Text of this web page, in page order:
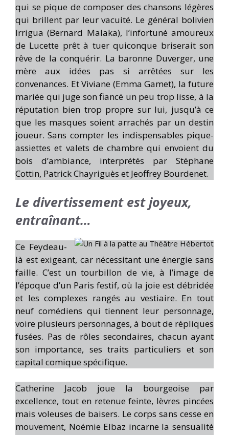
qui se pique de composer des chansons légères
qui brillent par leur vacuité. Le général bolivien
Irrigua (Bernard Malaka), l’infortuné amoureux
de Lucette prêt à tuer quiconque briserait son
rêve de la conquérir. La baronne Duverger, une
mère aux idées pas si arrêtées sur les
convenances. Et Viviane (Emma Gamet), la future
mariée qui juge son fiancé un peu trop lisse, à la
réputation bien trop propre sur lui, jusqu’à ce
que les masques soient arrachés par un destin
joueur. Sans compter les indispensables pique-
assiettes et valets de chambre qui envoient du
bois d’ambiance, interprétés par Stéphane
Cottin, Patrick Chayriguès et Jeoffrey Bourdenet.
Le divertissement est joyeux,
entraînant…
Ce Feydeau-
là est exigeant, car nécessitant une énergie sans
faille. C’est un tourbillon de vie, à l’image de
l’époque d’un Paris festif, où la joie est débridée
et les complexes rangés au vestiaire. En tout
neuf comédiens qui tiennent leur personnage,
voire plusieurs personnages, à bout de répliques
fusées. Pas de rôles secondaires, chacun ayant
son importance, ses traits particuliers et son
capital comique spécifique.
Catherine Jacob joue la bourgeoise par
excellence, tout en retenue feinte, lèvres pincées
mais voleuses de baisers. Le corps sans cesse en
mouvement, Noémie Elbaz incarne la sensualité